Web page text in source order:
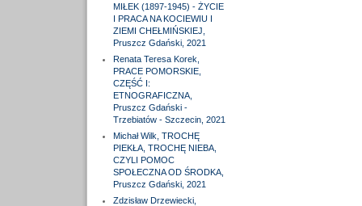
MIŁEK (1897-1945) - ŻYCIE
I PRACA NA KOCIEWIU I
ZIEMI CHEŁMIŃSKIEJ,
Pruszcz Gdański, 2021
Renata Teresa Korek,
PRACE POMORSKIE,
CZĘŚĆ I:
ETNOGRAFICZNA,
Pruszcz Gdański -
Trzebiatów - Szczecin, 2021
Michał Wilk, TROCHĘ
PIEKŁA, TROCHĘ NIEBA,
CZYLI POMOC
SPOŁECZNA OD ŚRODKA,
Pruszcz Gdański, 2021
Zdzisław Drzewiecki,